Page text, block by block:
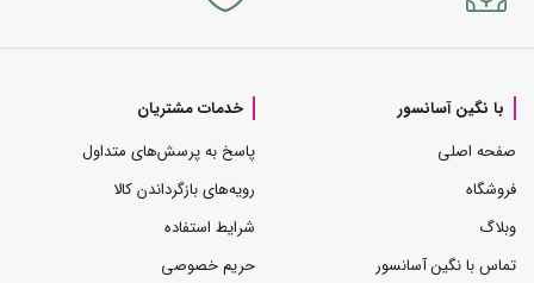
با نگین آسانسور
صفحه اصلی
فروشگاه
وبلاگ
تماس با نگین آسانسور
خدمات مشتریان
پاسخ به پرسش‌های متداول
رویه‌های بازگرداندن کالا
شرایط استفاده
حریم خصوصی